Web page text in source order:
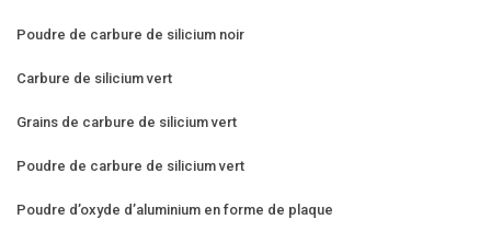
Poudre de carbure de silicium noir
Carbure de silicium vert
Grains de carbure de silicium vert
Poudre de carbure de silicium vert
Poudre d’oxyde d’aluminium en forme de plaque